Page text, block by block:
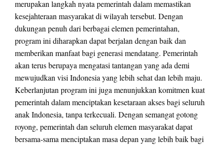
merupakan langkah nyata pemerintah dalam memastikan
kesejahteraan masyarakat di wilayah tersebut. Dengan
dukungan penuh dari berbagai elemen pemerintahan,
program ini diharapkan dapat berjalan dengan baik dan
memberikan manfaat bagi generasi mendatang. Pemerintah
akan terus berupaya mengatasi tantangan yang ada demi
mewujudkan visi Indonesia yang lebih sehat dan lebih maju.
Keberlanjutan program ini juga menunjukkan komitmen kuat
pemerintah dalam menciptakan kesetaraan akses bagi seluruh
anak Indonesia, tanpa terkecuali. Dengan semangat gotong
royong, pemerintah dan seluruh elemen masyarakat dapat
bersama-sama menciptakan masa depan yang lebih baik bagi